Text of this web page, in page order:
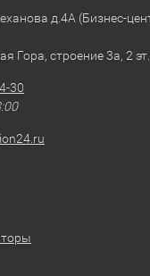
д.4А (Бизнес-
Гора, строение 3а, 2
30